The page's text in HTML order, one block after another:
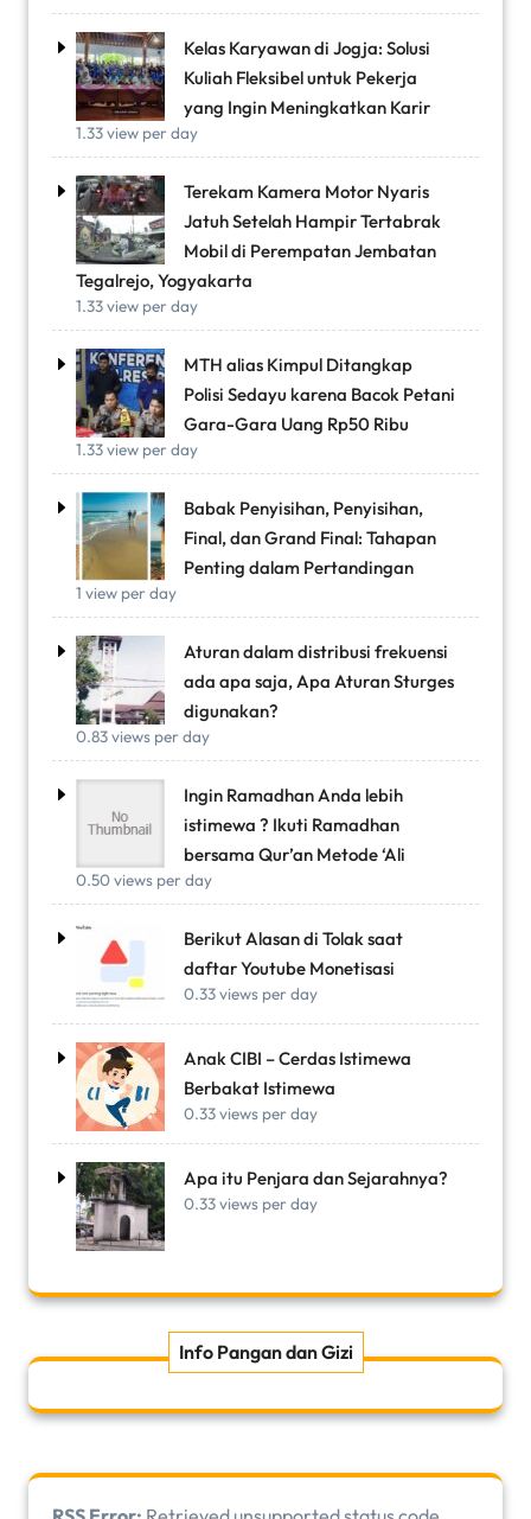
Kelas Karyawan di Jogja: Solusi
Kuliah Fleksibel untuk Pekerja
yang Ingin Meningkatkan Karir
1.33 view per day
Terekam Kamera Motor Nyaris
Jatuh Setelah Hampir Tertabrak
Mobil di Perempatan Jembatan
Tegalrejo, Yogyakarta
1.33 view per day
MTH alias Kimpul Ditangkap
Polisi Sedayu karena Bacok Petani
Gara-Gara Uang Rp50 Ribu
1.33 view per day
Babak Penyisihan, Penyisihan,
Final, dan Grand Final: Tahapan
Penting dalam Pertandingan
1 view per day
Aturan dalam distribusi frekuensi
ada apa saja, Apa Aturan Sturges
digunakan?
0.83 views per day
Ingin Ramadhan Anda lebih
istimewa ? Ikuti Ramadhan
bersama Qur’an Metode ‘Ali
0.50 views per day
Berikut Alasan di Tolak saat
daftar Youtube Monetisasi
0.33 views per day
Anak CIBI – Cerdas Istimewa
Berbakat Istimewa
0.33 views per day
Apa itu Penjara dan Sejarahnya?
0.33 views per day
Info Pangan dan Gizi